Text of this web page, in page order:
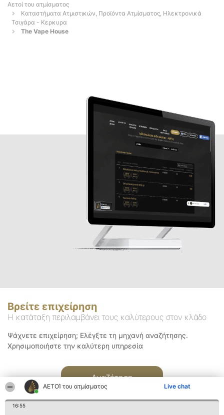
ΑΕΤΟΊ του ατμίσματος Live chat
16:55
Αετοί του ατμίσματος
Καταστήματα Ατμιστικών, Προϊόντα Ατμίσματος, Ηλεκτρονικά
Τσιγάρα - Κερκυρα
The Vape House
Βρείτε επιχείρηση
Η κατάταξη περιλαμβάνει τους καλύτερους στον κλάδο
Ψάχνετε επιχείρηση; Ελέγξτε τη μηχανή αναζήτησης.
Χρησιμοποιήστε την καλύτερη υπηρεσία
Αναζήτηση